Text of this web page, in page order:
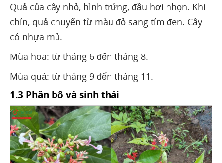
Quả của cây nhỏ, hình trứng, đầu hơi nhọn. Khi
chín, quả chuyển từ màu đỏ sang tím đen. Cây
có nhựa mủ.
Mùa hoa: từ tháng 6 đến tháng 8.
Mùa quả: từ tháng 9 đến tháng 11.
1.3 Phân bố và sinh thái